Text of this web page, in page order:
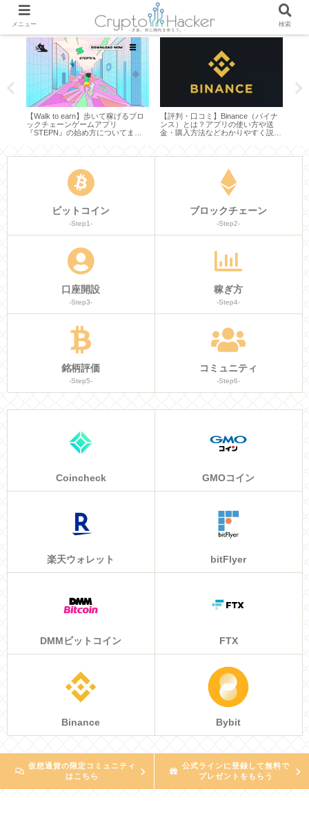
【Walk to earn】歩いて稼げるブロ
ックチェーンゲームアプリ
『STEPN』の始め方についてまと
【評判・口コミ】Binance（バイナ
ンス）とは？アプリの使い方や送
金・購入方法などわかりやすく説明
ビットコイン
-Step1-
ブロックチェーン
-Step2-
口座開設
-Step3-
稼ぎ方
-Step4-
銘柄評価
-Step5-
コミュニティ
-Step6-
Coincheck GMOコイン
楽天ウォレット bitFlyer
DMMビットコイン FTX
Binance Bybit
仮想通貨の限定コミュニティ
はこちら
公式ラインに登録して無料で
プレゼントをもらう
メニュー 検索